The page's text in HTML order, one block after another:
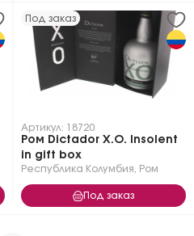
Под заказ
Артикул: 18720
Ром Dictador X.O. Insolent
in gift box
Республика Колумбия Ром
Под заказ